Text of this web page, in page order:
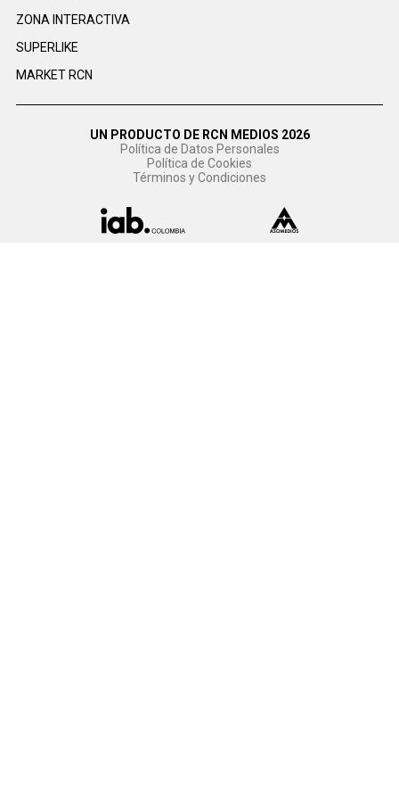
ZONA INTERACTIVA
SUPERLIKE
MARKET RCN
UN PRODUCTO DE RCN MEDIOS 2026
Política de Datos Personales
Política de Cookies
Términos y Condiciones